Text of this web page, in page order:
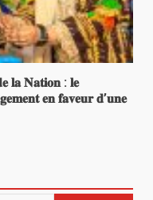
𝐥𝐚 𝐍𝐚𝐭𝐢𝐨𝐧 : 𝐥𝐞
𝐞𝐧 𝐟𝐚𝐯𝐞𝐮𝐫 𝐝’𝐮𝐧𝐞